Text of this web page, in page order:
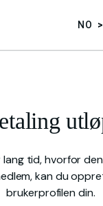
NO
tid, hvorfor
kan du
brukerprofilen din.